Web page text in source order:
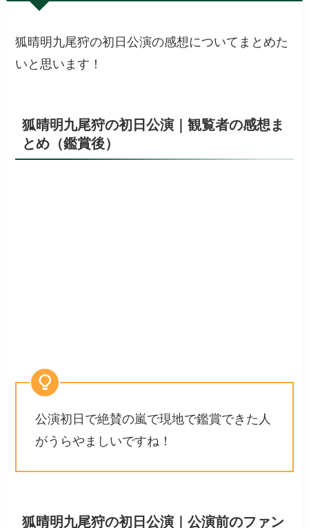
狐晴明九尾狩の初日公演の感想についてまとめた
いと思います！
狐晴明九尾狩の初日公演｜観覧者の感想ま
とめ（鑑賞後）
公演初日で絶賛の嵐で現地で鑑賞できた人
がうらやましいですね！
狐晴明九尾狩の初日公演｜公演前のファン